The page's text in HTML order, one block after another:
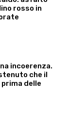
rosso in
incoerenza.
che il
delle